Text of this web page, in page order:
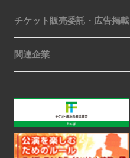
チケット販売委託・広告掲載
関連企業